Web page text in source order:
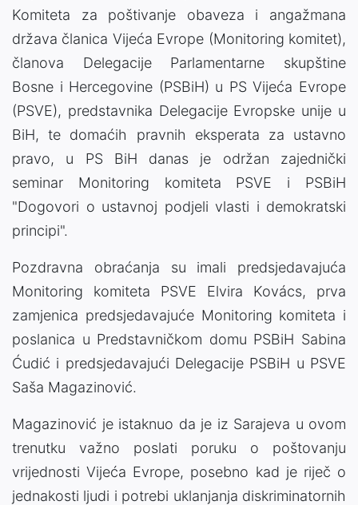
Komiteta za poštivanje obaveza i angažmana
država članica Vijeća Evrope (Monitoring komitet),
članova Delegacije Parlamentarne skupštine
Bosne i Hercegovine (PSBiH) u PS Vijeća Evrope
(PSVE), predstavnika Delegacije Evropske unije u
BiH, te domaćih pravnih eksperata za ustavno
pravo, u PS BiH danas je održan zajednički
seminar Monitoring komiteta PSVE i PSBiH
"Dogovori o ustavnoj podjeli vlasti i demokratski
principi".
Pozdravna obraćanja su imali predsjedavajuća
Monitoring komiteta PSVE Elvira Kovács, prva
zamjenica predsjedavajuće Monitoring komiteta i
poslanica u Predstavničkom domu PSBiH Sabina
Ćudić i predsjedavajući Delegacije PSBiH u PSVE
Saša Magazinović.
Magazinović je istaknuo da je iz Sarajeva u ovom
trenutku važno poslati poruku o poštovanju
vrijednosti Vijeća Evrope, posebno kad je riječ o
jednakosti ljudi i potrebi uklanjanja diskriminatornih